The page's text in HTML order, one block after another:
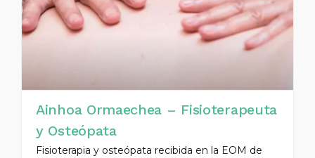
Ainhoa Ormaechea – Fisioterapeuta
y Osteópata
Fisioterapia y osteópata recibida en la EOM de